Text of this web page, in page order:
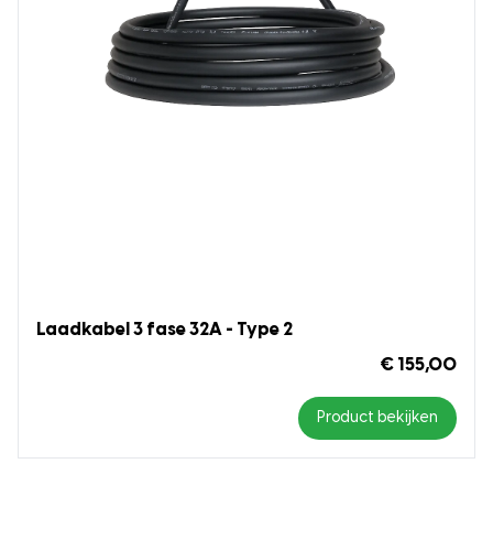
Laadkabel 3 fase 32A - Type 2
€ 155,00
Product bekijken